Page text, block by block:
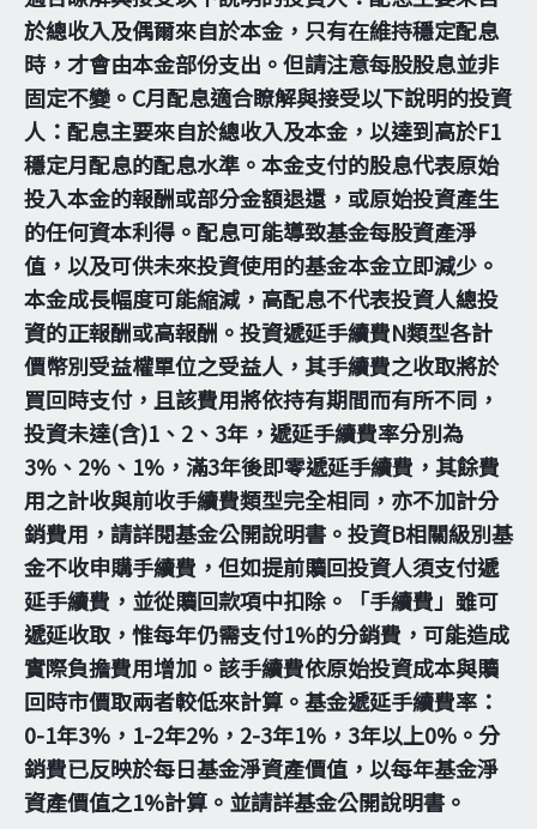
於總收入及偶爾來自於本金，只有在維持穩定配息
時，才會由本金部份支出。但請注意每股股息並非
固定不變。C月配息適合瞭解與接受以下說明的投資
人：配息主要來自於總收入及本金，以達到高於F1
穩定月配息的配息水準。本金支付的股息代表原始
投入本金的報酬或部分金額退還，或原始投資產生
的任何資本利得。配息可能導致基金每股資產淨
值，以及可供未來投資使用的基金本金立即減少。
本金成長幅度可能縮減，高配息不代表投資人總投
資的正報酬或高報酬。投資遞延手續費N類型各計
價幣別受益權單位之受益人，其手續費之收取將於
買回時支付，且該費用將依持有期間而有所不同，
投資未達(含)1、2、3年，遞延手續費率分別為
3%、2%、1%，滿3年後即零遞延手續費，其餘費
用之計收與前收手續費類型完全相同，亦不加計分
銷費用，請詳閱基金公開說明書。投資B相關級別基
金不收申購手續費，但如提前贖回投資人須支付遞
延手續費，並從贖回款項中扣除。「手續費」雖可
遞延收取，惟每年仍需支付1%的分銷費，可能造成
實際負擔費用增加。該手續費依原始投資成本與贖
回時市價取兩者較低來計算。基金遞延手續費率：
0-1年3%，1-2年2%，2-3年1%，3年以上0%。分
銷費已反映於每日基金淨資產價值，以每年基金淨
資產價值之1%計算。並請詳基金公開說明書。